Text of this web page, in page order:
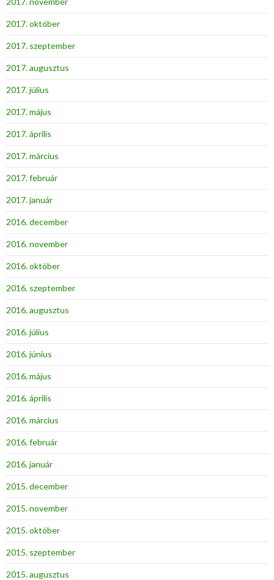
2017. október
2017. szeptember
2017. augusztus
2017. július
2017. május
2017. április
2017. március
2017. február
2017. január
2016. december
2016. november
2016. október
2016. szeptember
2016. augusztus
2016. július
2016. június
2016. május
2016. április
2016. március
2016. február
2016. január
2015. december
2015. november
2015. október
2015. szeptember
2015. augusztus